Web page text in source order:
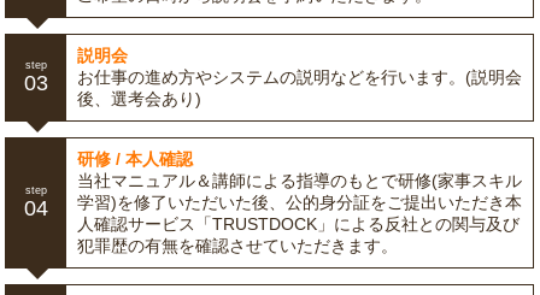
step
03
説明会
お仕事の進め方やシステムの説明などを行います。(説明会
後、選考会あり)
step
04
研修 / 本人確認
当社マニュアル＆講師による指導のもとで研修(家事スキル
学習)を修了いただいた後、公的身分証をご提出いただき本
人確認サービス「TRUSTDOCK」による反社との関与及び
犯罪歴の有無を確認させていただきます。